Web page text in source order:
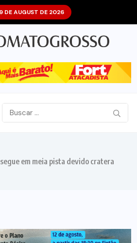
9 DE AUGUST DE 2026
em meia pista devido cratera